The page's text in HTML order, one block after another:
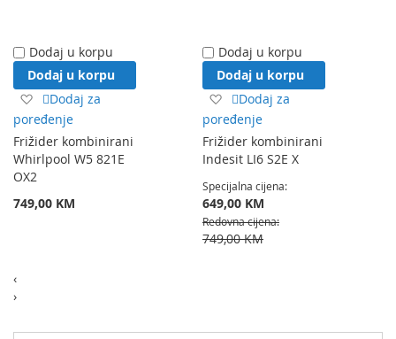
Dodaj u korpu
Dodaj u korpu
Dodaj
na
listu
želja
Dodaj za
poređenje
Frižider kombinirani
Whirlpool W5 821E
OX2
749,00 KM
Dodaj u korpu
Dodaj u korpu
Dodaj
na
listu
želja
Dodaj za
poređenje
Frižider kombinirani
Indesit LI6 S2E X
Specijalna cijena
649,00 KM
Redovna cijena
749,00 KM
‹
›